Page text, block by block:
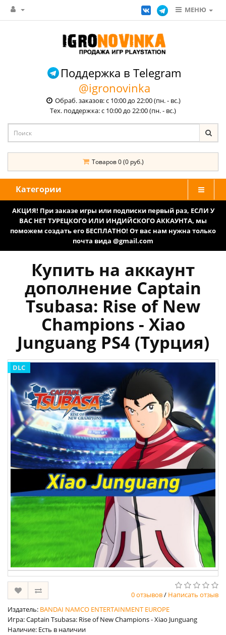
МЕНЮ
Поддержка в Telegram
@igronovinka
Обраб. заказов: с 10:00 до 22:00 (пн. - вс.)
Тех. поддержка: с 10:00 до 22:00 (пн. - вс.)
Товаров 0 (0 руб.)
Категории
АКЦИЯ! При заказе игры или подписки первый раз, ЕСЛИ У
ВАС НЕТ ТУРЕЦКОГО ИЛИ ИНДИЙСКОГО АККАУНТА, мы
поможем создать его БЕСПЛАТНО! От вас нам нужна только
почта вида @gmail.com
Купить на аккаунт
дополнение Captain
Tsubasa: Rise of New
Champions - Xiao
Junguang PS4 (Турция)
DLC
0 отзывов/ Написать отзыв
Издатель: BANDAI NAMCO ENTERTAINMENT EUROPE
Игра: Captain Tsubasa: Rise of New Champions - Xiao Junguang
Наличие: Есть в наличии